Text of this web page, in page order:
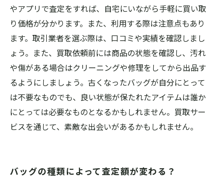
やアプリで査定をすれば、自宅にいながら手軽に買い取
り価格が分かります。また、利用する際は注意点もあり
ます。取引業者を選ぶ際は、口コミや実績を確認しまし
ょう。また、買取依頼前には商品の状態を確認し、汚れ
や傷がある場合はクリーニングや修理をしてから出品す
るようにしましょう。古くなったバッグが自分にとって
は不要なものでも、良い状態が保たれたアイテムは誰か
にとっては必要なものとなるかもしれません。買取サー
ビスを通じて、素敵な出会いがあるかもしれません。
バッグの種類によって査定額が変わる？